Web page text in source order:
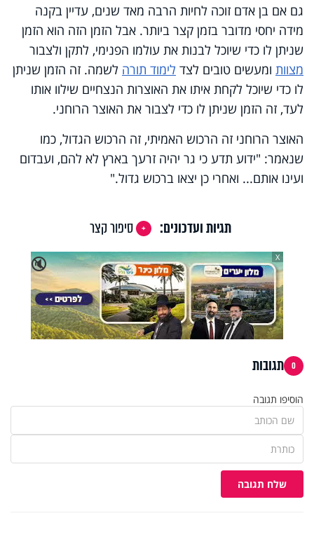
גם אם בן אדם זוכה לחיות הרבה מאד שנים, עדיין בקנה
מידה יחסי מדובר בזמן קצר ביותר. אבל הזמן הזה הוא הזמן
שניתן לו כדי שיוכל לבנות את עולמו הפנימי, לתקן ולצבור
מצוות ומעשים טובים לצד לימוד תורה לשמה. זה הזמן שניתן
לו כדי שיוכל לקחת איתו את האוצרות הנצחיים שילוו אותו
לעד, זה הזמן שניתן לו כדי לצבור את האוצר הרוחני.
האוצר הרוחני זה הרכוש האמיתי, זה הרכוש הגדול, כמו
שנאמר: "ידוע תדע כי גר יהיה זרעך בארץ לא להם, ועבדום
ועינו אותם... ואחרי כן יצאו ברכוש גדול".
תגיות ועדכונים:
סיפור קצר
🔇
X
0 תגובות
הוסיפו תגובה
שלח תגובה